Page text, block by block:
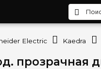
прозрачная
Electric Kaedra